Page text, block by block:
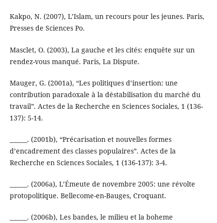
Kakpo, N. (2007), L’Islam, un recours pour les jeunes. Paris,
Presses de Sciences Po.
Masclet, O. (2003), La gauche et les cités: enquête sur un
rendez-vous manqué. Paris, La Dispute.
Mauger, G. (2001a), “Les politiques d’insertion: une
contribution paradoxale à la déstabilisation du marché du
travail”. Actes de la Recherche en Sciences Sociales, 1 (136-
137): 5-14.
______. (2001b), “Précarisation et nouvelles formes
d’encadrement des classes populaires”. Actes de la
Recherche en Sciences Sociales, 1 (136-137): 3-4.
______. (2006a), L’Émeute de novembre 2005: une révolte
protopolitique. Bellecome-en-Bauges, Croquant.
______. (2006b), Les bandes, le milieu et la boheme